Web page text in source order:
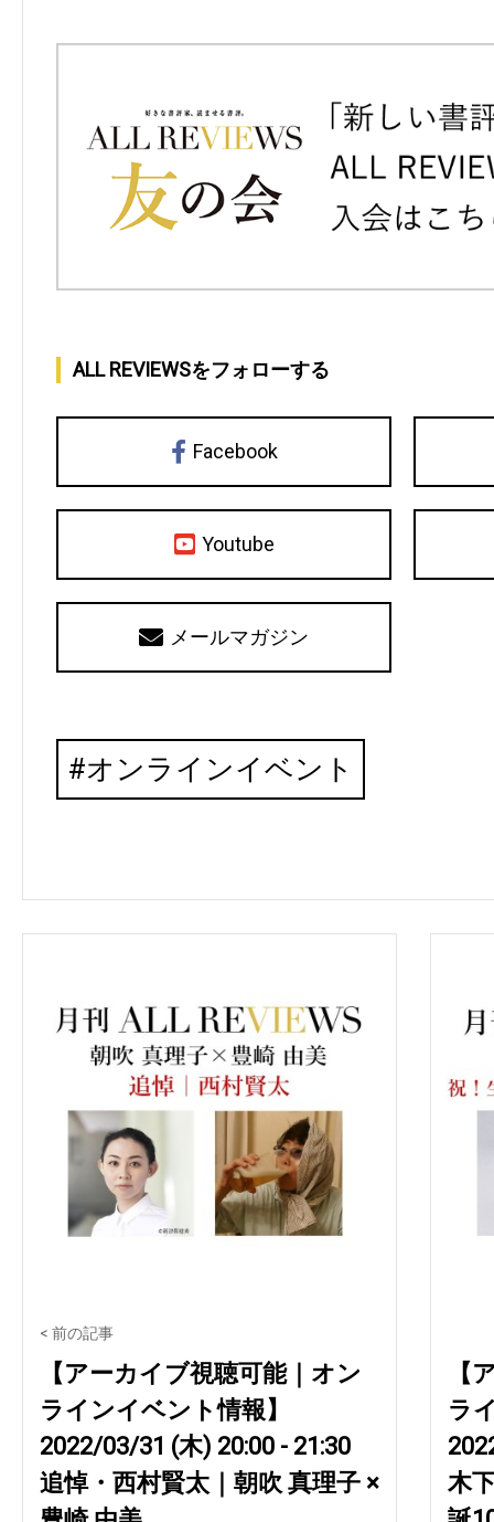
ALL REVIEWSをフォローする
Facebook
Youtube
メールマガジン
オンラインイベント
< 前の記事
【アーカイブ視聴可能｜オン
ラインイベント情報】
2022/03/31 (木) 20:00 - 21:30
追悼・西村賢太｜朝吹 真理子 ×
【
ラ
木